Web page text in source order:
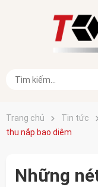
Trang chủ Tin tức
thu nắp bao diêm
Những